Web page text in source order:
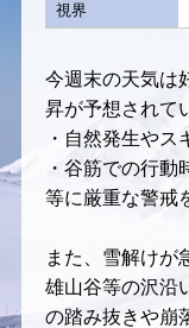
視界
今週末の天気は
昇が予想されて
・自然発生や
・谷筋での行
等に厳重な警戒
また、雪解けが
雄山谷等の沢沿
の踏み抜きや崩